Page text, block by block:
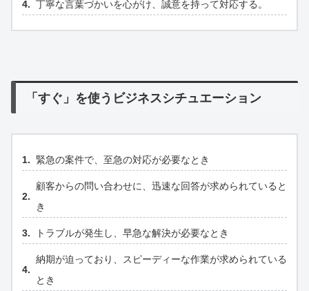
丁寧な言葉づかいを心がけ、誠意を持って対応する。
「すぐ」を使うビジネスシチュエーション
緊急の案件で、至急の対応が必要なとき
顧客からの問い合わせに、迅速な回答が求められていると
き
トラブルが発生し、早急な解決が必要なとき
納期が迫っており、スピーディーな作業が求められている
とき